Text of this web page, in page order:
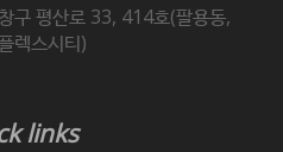
구 평산로 33, 414호(팔용동,
렉스시티)
links